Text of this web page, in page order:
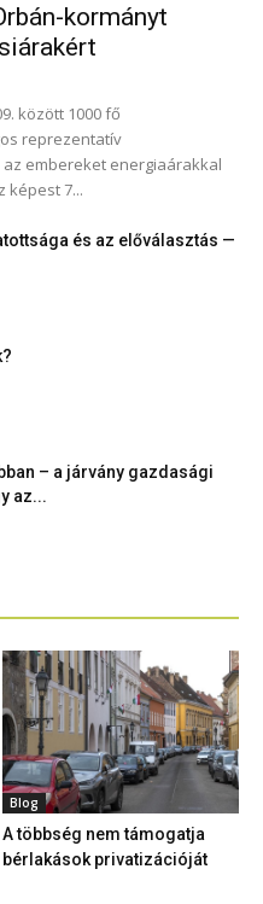
kormányt
között 1000 fő
reprezentatív
embereket energiaárakkal
képest 7...
és az előválasztás —
– a járvány gazdasági
az...
Blog
A többség nem támogatja
bérlakások privatizációját